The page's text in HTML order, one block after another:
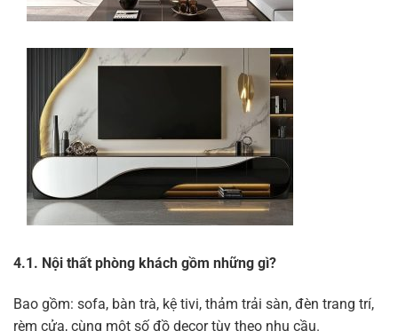
4.1. Nội thất phòng khách gồm những gì?
Bao gồm: sofa, bàn trà, kệ tivi, thảm trải sàn, đèn trang trí,
rèm cửa, cùng một số đồ decor tùy theo nhu cầu.